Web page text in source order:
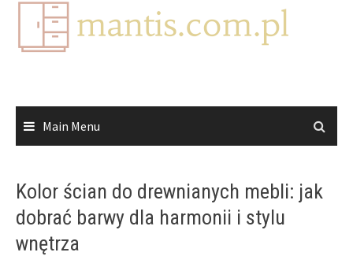
Skip
content
Main Menu
Kolor ścian do drewnianych mebli: jak
dobrać barwy dla harmonii i stylu
wnętrza